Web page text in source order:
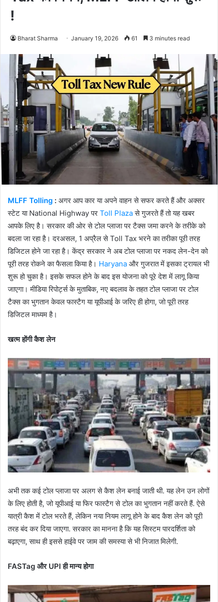
!
Bharat Sharma January 19, 2026 61 3 minutes read
MLFF Tolling : अगर आप कार या अपने वाहन से सफर करते हैं और अक्सर
स्टेट या National Highway पर Toll Plazaसे गुजरते हैं तो यह खबर
आपके लिए है। सरकार की ओर से टोल प्लाजा पर टैक्स जमा करने के तरीके को
बदला जा रहा है। दरअसल, 1 अप्रैल से Toll Tax भरने का तरीका पूरी तरह
डिजिटल होने जा रहा है। केंद्र सरकार ने अब टोल प्लाजा पर नकद लेन-देन को
पूरी तरह रोकने का फैसला किया है। Haryana और गुजरात में इसका ट्रायल भी
शुरू हो चुका है। इसके सफल होने के बाद इस योजना को पूरे देश में लागू किया
जाएगा। मीडिया रिपोर्ट्स के मुताबिक, नए बदलाव के तहत टोल प्लाजा पर टोल
टैक्स का भुगतान केवल फास्टैग या यूपीआई के जरिए ही होगा, जो पूरी तरह
डिजिटल माध्यम है।
खत्म होंगी कैश लेन
अभी तक कई टोल प्लाजा पर अलग से कैश लेन बनाई जाती थी. यह लेन उन लोगों
के लिए होती है, जो यूपीआई या फिर फास्टैग से टोल का भुगतान नहीं करते हैं. ऐसे
यात्री कैश में टोल भरते हैं, लेकिन नया नियम लागू होने के बाद कैश लेन को पूरी
तरह बंद कर दिया जाएगा. सरकार का मानना है कि यह सिस्टम पारदर्शिता को
बढ़ाएगा, साथ ही इससे हाईवे पर जाम की समस्या से भी निजात मिलेगी.
FASTag और UPIही मान्य होगा